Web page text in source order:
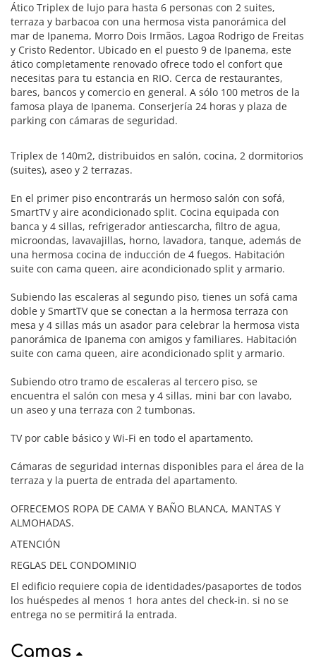
Ático Triplex de lujo para hasta 6 personas con 2 suites,
terraza y barbacoa con una hermosa vista panorámica del
mar de Ipanema, Morro Dois Irmãos, Lagoa Rodrigo de Freitas
y Cristo Redentor. Ubicado en el puesto 9 de Ipanema, este
ático completamente renovado ofrece todo el confort que
necesitas para tu estancia en RIO. Cerca de restaurantes,
bares, bancos y comercio en general. A sólo 100 metros de la
famosa playa de Ipanema. Conserjería 24 horas y plaza de
parking con cámaras de seguridad.
Triplex de 140m2, distribuidos en salón, cocina, 2 dormitorios
(suites), aseo y 2 terrazas.
En el primer piso encontrarás un hermoso salón con sofá,
SmartTV y aire acondicionado split. Cocina equipada con
banca y 4 sillas, refrigerador antiescarcha, filtro de agua,
microondas, lavavajillas, horno, lavadora, tanque, además de
una hermosa cocina de inducción de 4 fuegos. Habitación
suite con cama queen, aire acondicionado split y armario.
Subiendo las escaleras al segundo piso, tienes un sofá cama
doble y SmartTV que se conectan a la hermosa terraza con
mesa y 4 sillas más un asador para celebrar la hermosa vista
panorámica de Ipanema con amigos y familiares. Habitación
suite con cama queen, aire acondicionado split y armario.
Subiendo otro tramo de escaleras al tercero piso, se
encuentra el salón con mesa y 4 sillas, mini bar con lavabo,
un aseo y una terraza con 2 tumbonas.
TV por cable básico y Wi-Fi en todo el apartamento.
Cámaras de seguridad internas disponibles para el área de la
terraza y la puerta de entrada del apartamento.
OFRECEMOS ROPA DE CAMA Y BAÑO BLANCA, MANTAS Y
ALMOHADAS.
ATENCIÓN
REGLAS DEL CONDOMINIO
El edificio requiere copia de identidades/pasaportes de todos
los huéspedes al menos 1 hora antes del check-in. si no se
entrega no se permitirá la entrada.
Camas